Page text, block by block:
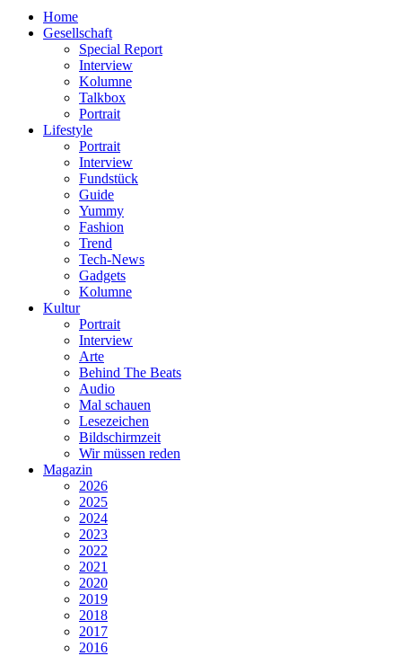
Home
Gesellschaft
Special Report
Interview
Kolumne
Talkbox
Portrait
Lifestyle
Portrait
Interview
Fundstück
Guide
Yummy
Fashion
Trend
Tech-News
Gadgets
Kolumne
Kultur
Portrait
Interview
Arte
Behind The Beats
Audio
Mal schauen
Lesezeichen
Bildschirmzeit
Wir müssen reden
Magazin
2026
2025
2024
2023
2022
2021
2020
2019
2018
2017
2016